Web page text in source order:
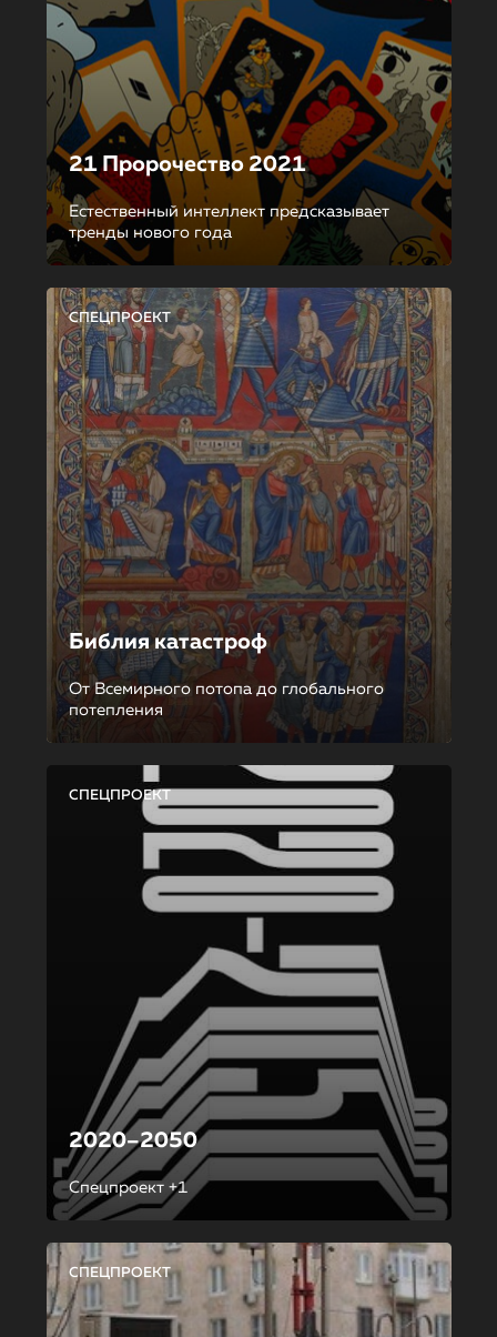
21 Пророчество 2021
Естественный интеллект предсказывает
тренды нового года
СПЕЦПРОЕКТ
Библия катастроф
От Всемирного потопа до глобального
потепления
СПЕЦПРОЕКТ
2020–2050
Спецпроект +1
СПЕЦПРОЕКТ